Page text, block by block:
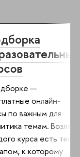
—
онлайн-
по важным для
темам. Возле
курса есть тег
к которому